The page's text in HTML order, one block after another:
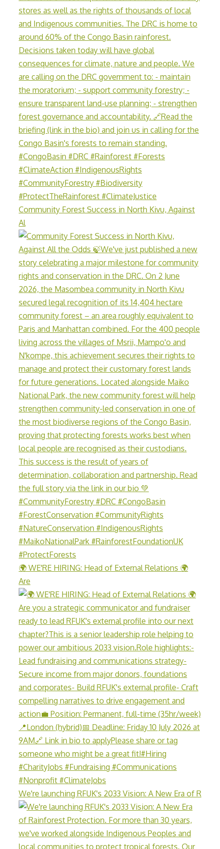
Community Forest Success in North Kivu, Against
Al
🌍 WE'RE HIRING: Head of External Relations 🌍
Are
We're launching RFUK's 2033 Vision: A New Era of R